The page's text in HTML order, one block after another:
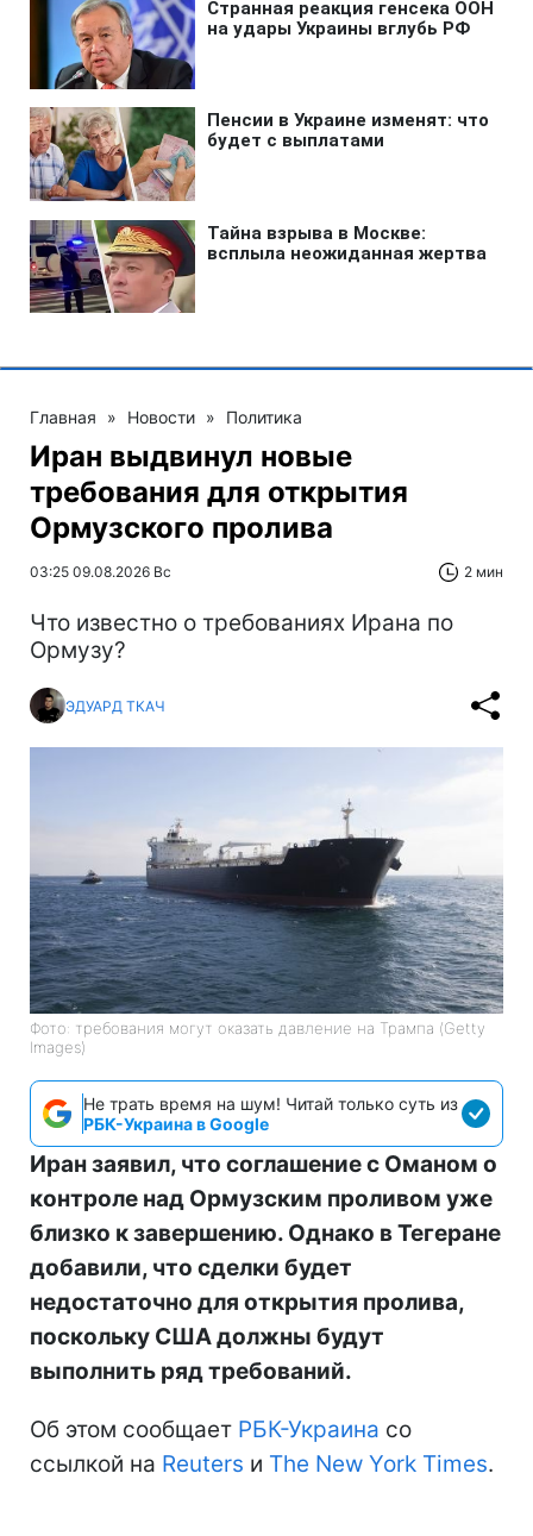
Главная » Новости » Политика
Иран выдвинул новые
требования для открытия
Ормузского пролива
03:25 09.08.2026 Вс 2 мин
Что известно о требованиях Ирана по
Ормузу?
ЭДУАРД ТКАЧ
Фото: требования могут оказать давление на Трампа (Getty
Images)
Не трать время на шум! Читай только суть из
РБК-Украина в Google
Иран заявил, что соглашение с Оманом о
контроле над Ормузским проливом уже
близко к завершению. Однако в Тегеране
добавили, что сделки будет
недостаточно для открытия пролива,
поскольку США должны будут
выполнить ряд требований.
Об этом сообщает РБК-Украина со
ссылкой на Reuters и The New York Times.